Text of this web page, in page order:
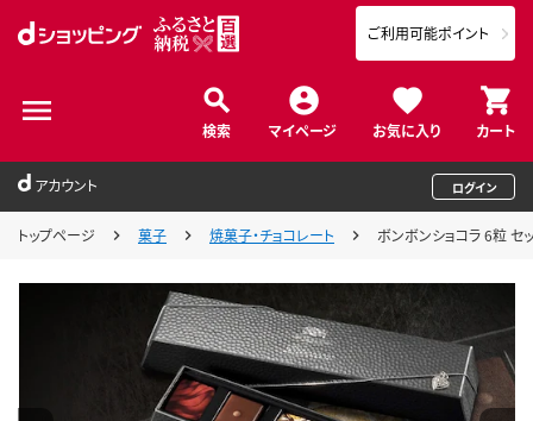
検索 マイページ お気に入り カート
ご利用可能ポイント
アカウント ログイン
トップページ 菓子 焼菓子・チョコレート ボンボンショコラ 6粒 セ